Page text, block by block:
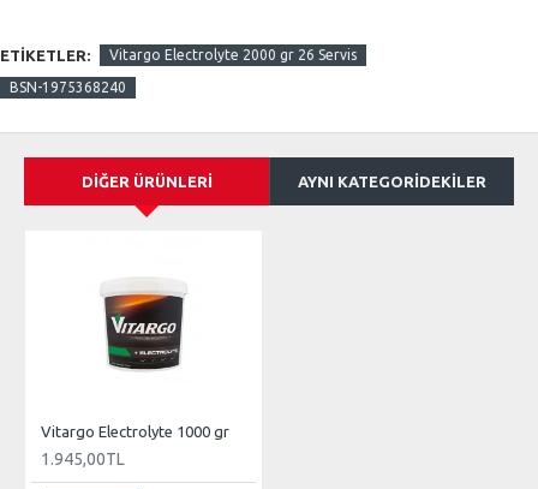
ETIKETLER: Vitargo Electrolyte 2000 gr 26 Servis
BSN-1975368240
DIĞER ÜRÜNLERI AYNI KATEGORIDEKILER
Vitargo Electrolyte 1000 gr
1.945,00TL